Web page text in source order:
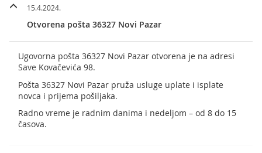
15.4.2024.
Otvorena pošta 36327 Novi Pazar
Ugovorna pošta 36327 Novi Pazar otvorena je na adresi
Save Kovačevića 98.
Pošta 36327 Novi Pazar pruža usluge uplate i isplate
novca i prijema pošiljaka.
Radno vreme je radnim danima i nedeljom – od 8 do 15
časova.